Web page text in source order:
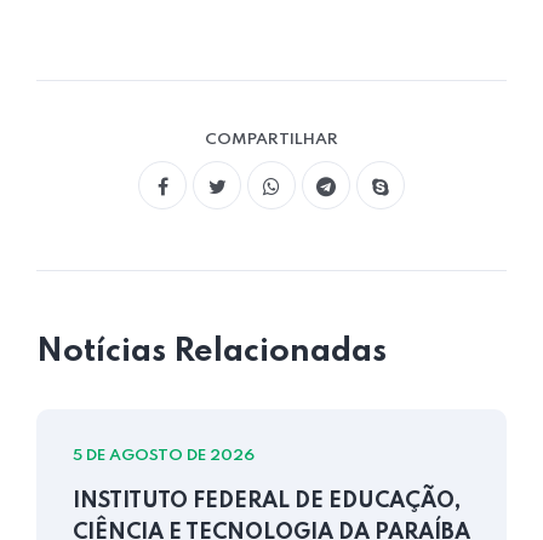
COMPARTILHAR
Notícias Relacionadas
5 DE AGOSTO DE 2026
INSTITUTO FEDERAL DE EDUCAÇÃO,
CIÊNCIA E TECNOLOGIA DA PARAÍBA